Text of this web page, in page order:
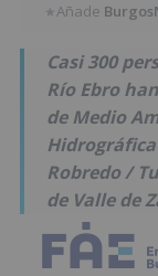
★Añade
Casi 300
Río Ebro
de Medio
Robredo /
de Valle de